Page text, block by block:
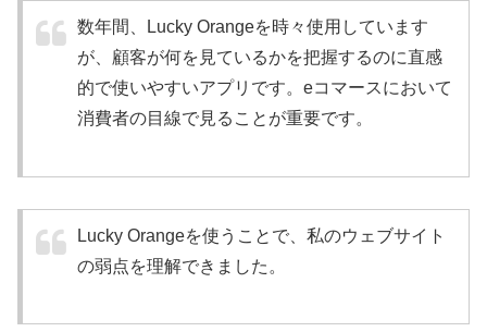
数年間、Lucky Orangeを時々使用しています
が、顧客が何を見ているかを把握するのに直感
的で使いやすいアプリです。eコマースにおいて
消費者の目線で見ることが重要です。
Lucky Orangeを使うことで、私のウェブサイト
の弱点を理解できました。